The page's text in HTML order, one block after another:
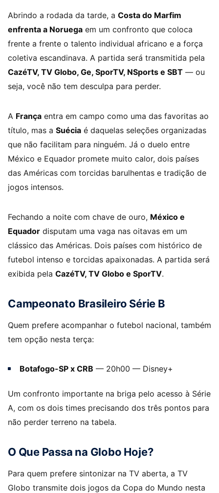
Abrindo a rodada da tarde, a Costa do Marfim
enfrenta a Noruega em um confronto que coloca
frente a frente o talento individual africano e a força
coletiva escandinava. A partida será transmitida pela
CazéTV, TV Globo, Ge, SporTV, NSports e SBT — ou
seja, você não tem desculpa para perder.
A França entra em campo como uma das favoritas ao
título, mas a Suécia é daquelas seleções organizadas
que não facilitam para ninguém. Já o duelo entre
México e Equador promete muito calor, dois países
das Américas com torcidas barulhentas e tradição de
jogos intensos.
Fechando a noite com chave de ouro, México e
Equador disputam uma vaga nas oitavas em um
clássico das Américas. Dois países com histórico de
futebol intenso e torcidas apaixonadas. A partida será
exibida pela CazéTV, TV Globo e SporTV.
Campeonato Brasileiro Série B
Quem prefere acompanhar o futebol nacional, também
tem opção nesta terça:
Botafogo-SP x CRB — 20h00 — Disney+
Um confronto importante na briga pelo acesso à Série
A, com os dois times precisando dos três pontos para
não perder terreno na tabela.
O Que Passa na Globo Hoje?
Para quem prefere sintonizar na TV aberta, a TV
Globo transmite dois jogos da Copa do Mundo nesta